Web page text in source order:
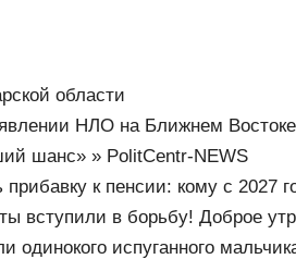
области
НЛО на Ближнем Востоке
шанс» » PolitCentr-NEWS
к пенсии: кому с 2027
вступили в борьбу! Доброе
испуганного